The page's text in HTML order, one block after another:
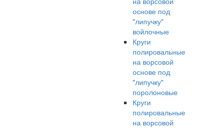
основе под
"липучку"
войлочные
Круги
полировальные
на ворсовой
основе под
"липучку"
поролоновые
Круги
полировальные
на ворсовой